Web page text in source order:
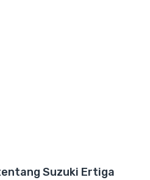
Suzuki Ertiga